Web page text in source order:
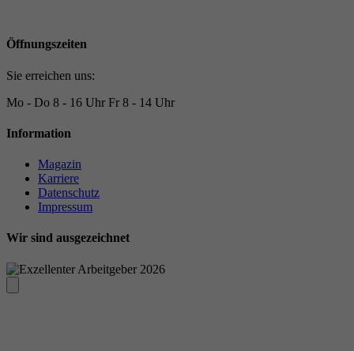
Öffnungszeiten
Sie erreichen uns:
Mo - Do 8 - 16 Uhr Fr 8 - 14 Uhr
Information
Magazin
Karriere
Datenschutz
Impressum
Wir sind ausgezeichnet